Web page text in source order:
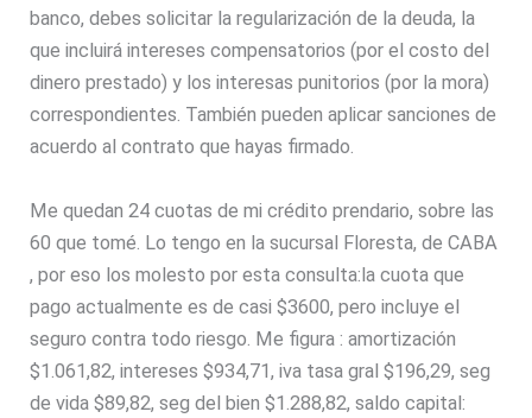
banco, debes solicitar la regularización de la deuda, la
que incluirá intereses compensatorios (por el costo del
dinero prestado) y los interesas punitorios (por la mora)
correspondientes. También pueden aplicar sanciones de
acuerdo al contrato que hayas firmado.
Me quedan 24 cuotas de mi crédito prendario, sobre las
60 que tomé. Lo tengo en la sucursal Floresta, de CABA
, por eso los molesto por esta consulta:la cuota que
pago actualmente es de casi $3600, pero incluye el
seguro contra todo riesgo. Me figura : amortización
$1.061,82, intereses $934,71, iva tasa gral $196,29, seg
de vida $89,82, seg del bien $1.288,82, saldo capital: